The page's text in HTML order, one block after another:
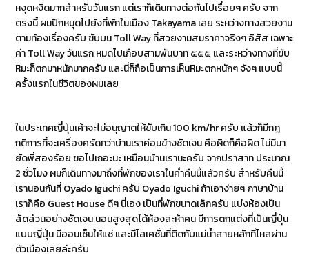
หงุดหงิดมากสำหรับวันแรก แต่เราก็เดินทางต่อกันไปเรื่อยๆ ครับ จาก
ตรงนี้ ผมปักหมุดไปยังที่พักในเมือง Takayama เลย ระหว่างทางสวยงาม
ตามท้องเรื่องครับ ขับบน Toll Way ที่สวยงามสมราคาจริงๆ อิสัส เฉพาะ
ค่า Toll Way วันแรก หมดไปเกือบสามพันบาท ๕๕๕ และระหว่างทางที่ขับ
หิมะก็ตกมาหนักมากครับ และนี่ก็ถือเป็นการเห็นหิมะตกหนักๆ จังๆ แบบนี้
ครั้งแรกในชีวิตของผมเลย
ในประเทศญี่ปุ่นเค้าจะไม่อนุญาตให้ขับเกิน 100 km/hr ครับ แล้วก็มีกฎ
กติการที่จะเครื่องครัดกว่าบ้านเราค่อนข้างชัดเจน คือผิดก็คือผิด ไม่มีมา
ยัดพี่สองร้อย ขอไปเถอะนะ เหมือนบ้านเรานะครับ จากปราสาท ประมาณ
2 ชั่วโมง ผมก็เดินทางมาถึงที่พักของเราในค่ำคืนนี้แล้วครับ สำหรับคืนนี้
เรานอนกันที่ Oyado Iguchi ครับ Oyado Iguchi ถ้าเอาง่ายๆ ภาษาบ้าน
เราก็คือ Guest House ดีๆ นี่เอง เป็นที่พักขนาดเล็กครับ แบ่งห้องเป็น
สัดส่วนอย่างชัดเจน นอนสูงสุดได้ห้องละห้าคน มีการตกแต่งที่เป็นญี่ปุ่น
แบบญี่ปุ่น มีออนเซ็นให้แช่ และมีโลเคชั่นที่ติดกับแม่น้ำสายหลักที่ไหลผ่าน
ตัวเมืองเลยล่ะครับ